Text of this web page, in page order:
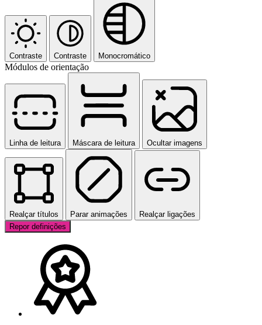
Contraste Contraste Monocromático
Módulos de orientação
Linha de leitura Máscara de leitura Ocultar imagens
Realçar títulos Parar animações
Realçar ligações
Repor definições